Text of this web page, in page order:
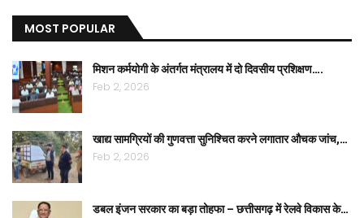
MOST POPULAR
मिशन कर्मयोगी के अंतर्गत मंत्रालय में दो दिवसीय प्रशिक्षण….
Feb 2, 2026
खाद्य सामग्रियों की गुणवत्ता सुनिश्चित करने लगातार औचक जांच,…
Feb 2, 2026
डबल इंजन सरकार का बड़ा तोहफा – छत्तीसगढ़ में रेलवे विकास के…